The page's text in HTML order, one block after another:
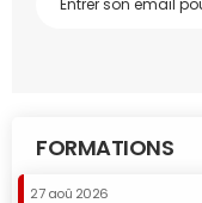
FORMATIONS
27 aoû 2026